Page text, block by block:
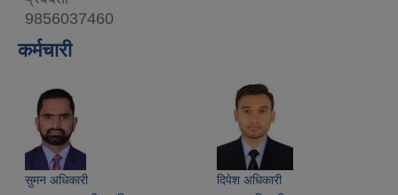
9856037460
कर्मचारी
सुमन अधिकारी
दिपेश अधिकारी